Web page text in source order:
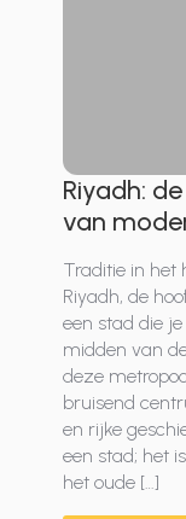
Riyadh:
van
Traditie in het
Riyadh, de
een stad die
midden van
deze
bruisend
en rijke
een stad; het
het oude […]